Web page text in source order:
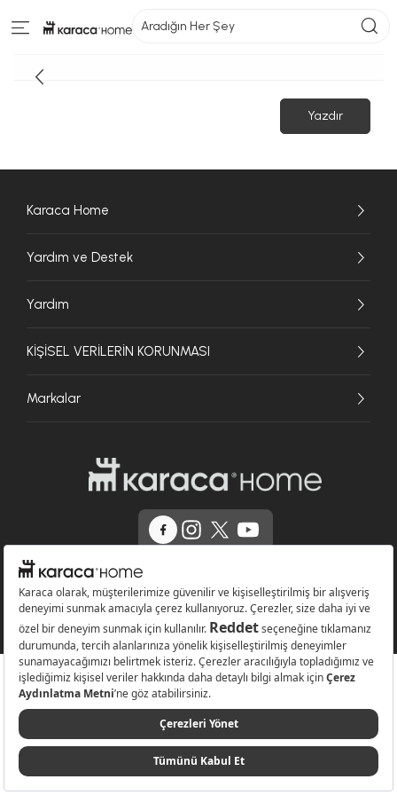
Aradığın Her Şey
Yazdır
Karaca Home
Yardım ve Destek
Yardım
KİŞİSEL VERİLERİN KORUNMASI
Markalar
© 2026 Karaca Home Collection Tekstil Sanayi ve Ticaret A.Ş. - Tüm hakları
saklıdır.